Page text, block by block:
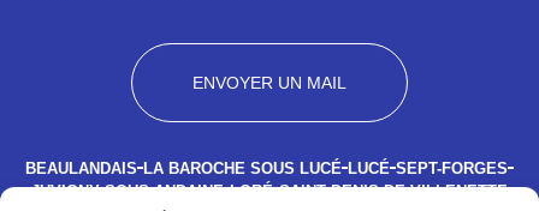
ENVOYER UN MAIL
BEAULANDAIS LA BAROCHE SOUS LUCÉ LUCÉ SEPT-FORGES
JUVIGNY SOUS ANDAINE LORÉ SAINT DENIS DE VILLENETTE